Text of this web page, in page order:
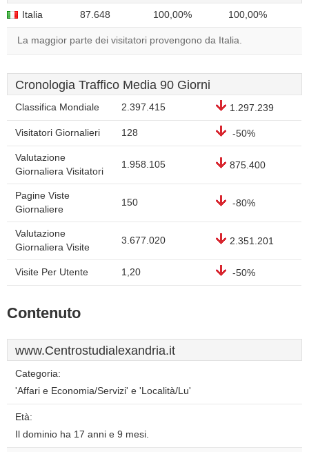
Italia 87.648 100,00% 100,00%
La maggior parte dei visitatori provengono da Italia.
Cronologia Traffico Media 90 Giorni
Classifica Mondiale 2.397.415 1.297.239
Visitatori Giornalieri 128 -50%
Valutazione
Giornaliera Visitatori
1.958.105 875.400
Pagine Viste
Giornaliere
150 -80%
Valutazione
Giornaliera Visite
3.677.020 2.351.201
Visite Per Utente 1,20 -50%
Contenuto
www.Centrostudialexandria.it
Categoria:
'Affari e Economia/Servizi' e 'Località/Lu'
Età:
Il dominio ha 17 anni e 9 mesi.